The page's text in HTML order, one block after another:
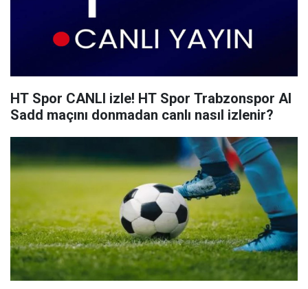
HT Spor CANLI izle! HT Spor Trabzonspor Al
Sadd maçını donmadan canlı nasıl izlenir?